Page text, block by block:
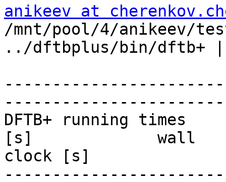
anikeev at
/mnt/pool/4/anikeev/
../dftbplus/bin/dftb+
DFTB+ running
[s]             wall
clock [s]